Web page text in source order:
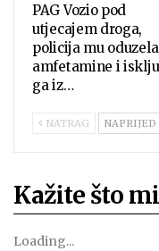
PAG Vozio pod
utjecajem droga,
policija mu oduzela
amfetamine i
ga iz…
NATRAG NAPRIJED
Kažite što
Loading...